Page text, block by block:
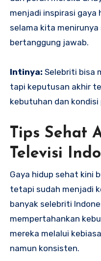
menjadi inspirasi gaya
selama kita menirunya
bertanggung jawab.
Intinya: Selebriti bisa
tapi keputusan akhir
kebutuhan dan
Tips Sehat
Televisi
Gaya hidup sehat kini
tetapi sudah menjadi
banyak selebriti
mempertahankan
mereka melalui
namun konsisten.